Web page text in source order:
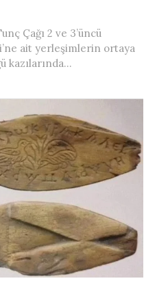
Çağı 2 ve 3’üncü
ait yerleşimlerin ortaya
kazılarında...